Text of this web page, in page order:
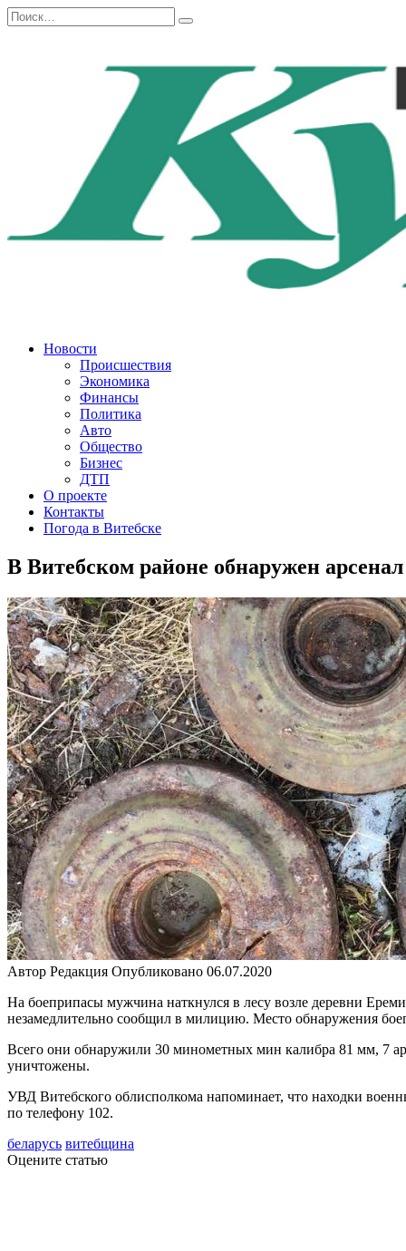
Перейти
к
Search
for:
Новости
Происшествия
Экономика
Финансы
Политика
Авто
Общество
Бизнес
ДТП
О проекте
Контакты
Погода в Витебске
В Витебском районе обнаружен
Автор Редакция Опубликовано 06.07.2020
На боеприпасы мужчина наткнулся в лесу возле деревни
незамедлительно сообщил в милицию. Место обнаружения
Всего они обнаружили 30 минометных мин калибра 81 мм, 7
уничтожены.
УВД Витебского облисполкома напоминает, что находки
по телефону 102.
беларусь витебщина
Оцените статью